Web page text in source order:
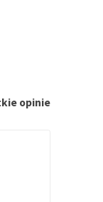
opinie